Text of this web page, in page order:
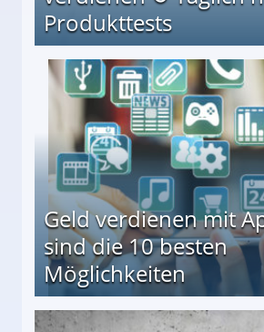
Produkttests
↻ Täglich neue Produkttests
Geld verdienen mit
sind die 10 besten
Möglichkeiten
besten Möglichkeiten